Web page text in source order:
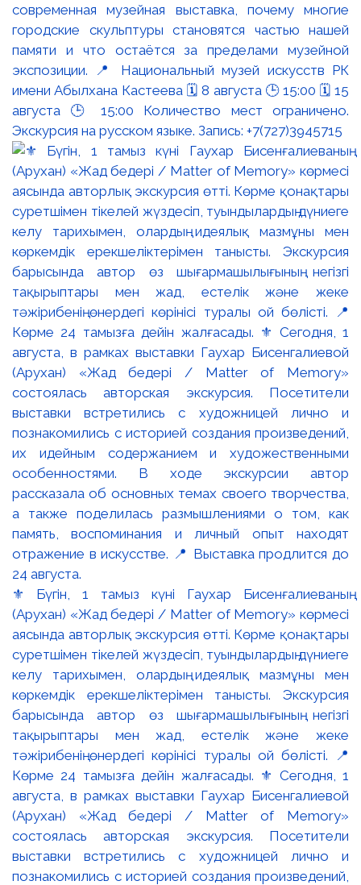
современная музейная выставка, почему многие
городские скульптуры становятся частью нашей
памяти и что остаётся за пределами музейной
экспозиции. 📍 Национальный музей искусств РК
имени Абылхана Кастеева 🗓 8 августа 🕒 15:00 🗓 15
августа 🕒 15:00 Количество мест ограничено.
Экскурсия на русском языке. Запись: +7(727)3945715
⚜️ Бүгін, 1 тамыз күні Гаухар Бисенғалиеваның
(Арухан) «Жад бедері / Matter of Memory» көрмесі
аясында авторлық экскурсия өтті. Көрме қонақтары
суретшімен тікелей жүздесіп, туындылардың дүниеге
келу тарихымен, олардың идеялық мазмұны мен
көркемдік ерекшеліктерімен танысты. Экскурсия
барысында автор өз шығармашылығының негізгі
тақырыптары мен жад, естелік және жеке
тәжірибенің өнердегі көрінісі туралы ой бөлісті. 📍
Көрме 24 тамызға дейін жалғасады. ⚜️ Сегодня, 1
августа, в рамках выставки Гаухар Бисенгалиевой
(Арухан) «Жад бедері / Matter of Memory»
состоялась авторская экскурсия. Посетители
выставки встретились с художницей лично и
познакомились с историей создания произведений,